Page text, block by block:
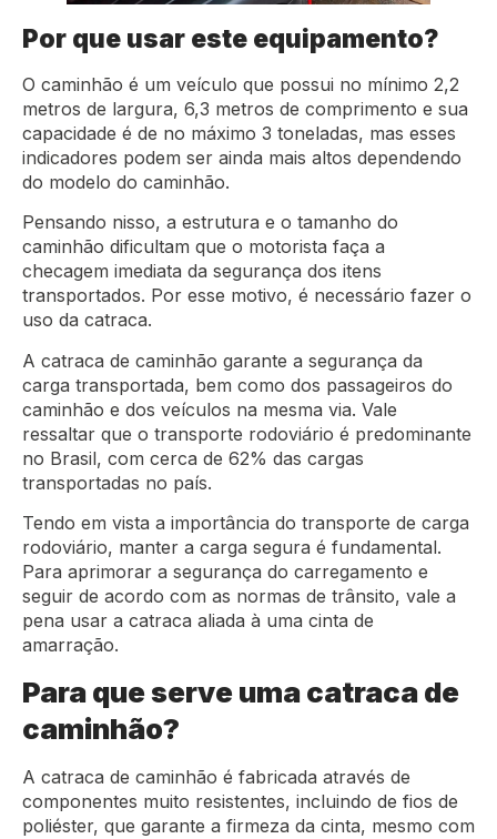
Por que usar este equipamento?
O caminhão é um veículo que possui no mínimo 2,2
metros de largura, 6,3 metros de comprimento e sua
capacidade é de no máximo 3 toneladas, mas esses
indicadores podem ser ainda mais altos dependendo
do modelo do caminhão.
Pensando nisso, a estrutura e o tamanho do
caminhão dificultam que o motorista faça a
checagem imediata da segurança dos itens
transportados. Por esse motivo, é necessário fazer o
uso da catraca.
A catraca de caminhão garante a segurança da
carga transportada, bem como dos passageiros do
caminhão e dos veículos na mesma via. Vale
ressaltar que o transporte rodoviário é predominante
no Brasil, com cerca de 62% das cargas
transportadas no país.
Tendo em vista a importância do transporte de carga
rodoviário, manter a carga segura é fundamental.
Para aprimorar a segurança do carregamento e
seguir de acordo com as normas de trânsito, vale a
pena usar a catraca aliada à uma cinta de
amarração.
Para que serve uma catraca de
caminhão?
A catraca de caminhão é fabricada através de
componentes muito resistentes, incluindo de fios de
poliéster, que garante a firmeza da cinta, mesmo com